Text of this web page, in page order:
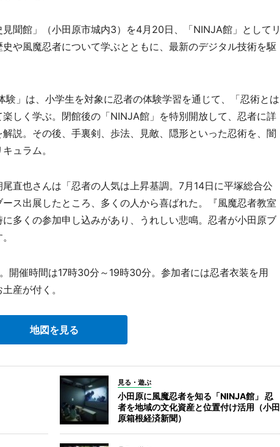
聞館」（小田原市城内3）を4月20日、「NINJA館」としてリ
や風魔忍者について学ぶとともに、最新のデジタル技術を駆
」は、小学生を対象に忍者の体験学習を通じて、「忍術とは
しく学ぶ。閉館後の「NINJA館」を特別開放して、忍者に詳
説。その後、手裏剣、歩法、見敵、隠形といった忍術を、闇
ュラム。
直也さんは「忍者の人気は上昇基調。7月14日に平塚総合公
ス出展したところ、多くの人から喜ばれた。『風魔忍者教室
多くの参加申し込みがあり、うれしい悲鳴。忍者が小田原ブ
開催時間は17時30分～19時30分。参加者には忍者衣装を用
産が付く。
地図を見る
見る・遊ぶ
小田原に風魔忍者を知る「NINJA館」 忍
者を地域の文化資産と位置付け活用（小田
原箱根経済新聞）